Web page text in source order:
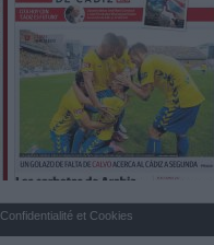
Confidentialité et Cookies